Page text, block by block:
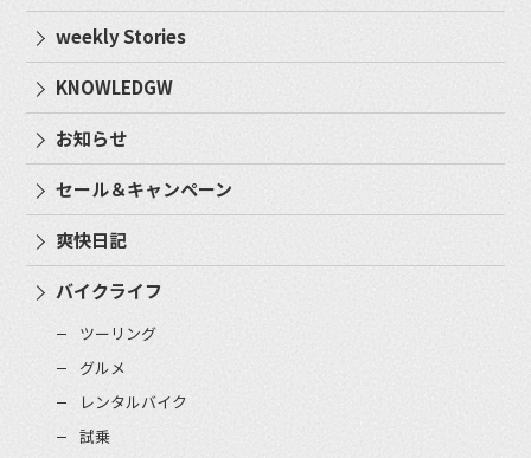
weekly Stories
KNOWLEDGW
お知らせ
セール＆キャンペーン
爽快日記
バイクライフ
ツーリング
グルメ
レンタルバイク
試乗